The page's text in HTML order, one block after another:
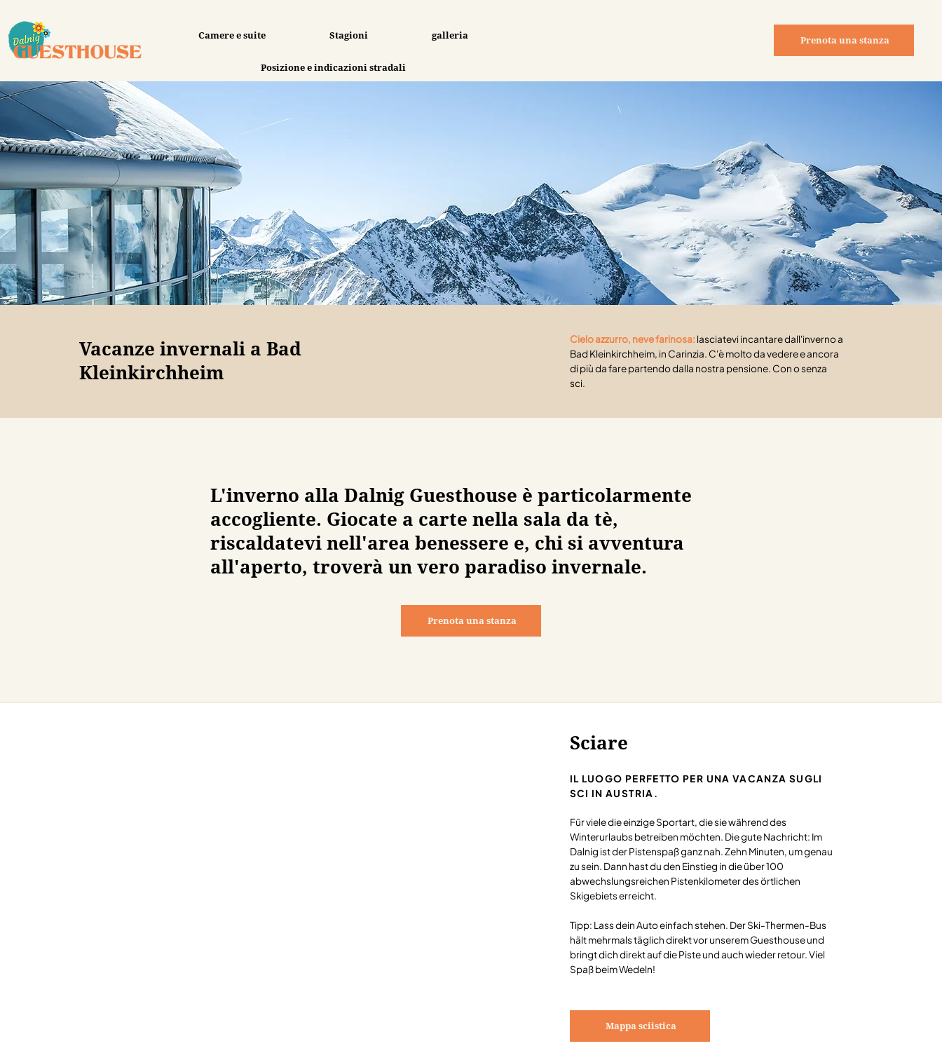
Camere e suite Stagioni galleria
Posizione e indicazioni stradali
Prenota una stanza
Vacanze invernali a Bad
Kleinkirchheim
Cielo azzurro, neve farinosa: lasciatevi incantare dall'inverno a
Bad Kleinkirchheim, in Carinzia. C'è molto da vedere e ancora
di più da fare partendo dalla nostra pensione. Con o senza
sci.
L'inverno alla Dalnig Guesthouse è particolarmente
accogliente. Giocate a carte nella sala da tè,
riscaldatevi nell'area benessere e, chi si avventura
all'aperto, troverà un vero paradiso invernale.
Prenota una stanza
Sciare
IL LUOGO PERFETTO PER UNA VACANZA SUGLI
SCI IN AUSTRIA.
Für viele die einzige Sportart, die sie während des
Winterurlaubs betreiben möchten. Die gute Nachricht: Im
Dalnig ist der Pistenspaß ganz nah. Zehn Minuten, um genau
zu sein. Dann hast du den Einstieg in die über 100
abwechslungsreichen Pistenkilometer des örtlichen
Skigebiets erreicht.
Tipp: Lass dein Auto einfach stehen. Der Ski-Thermen-Bus
hält mehrmals täglich direkt vor unserem Guesthouse und
bringt dich direkt auf die Piste und auch wieder retour. Viel
Spaß beim Wedeln!
Mappa sciistica